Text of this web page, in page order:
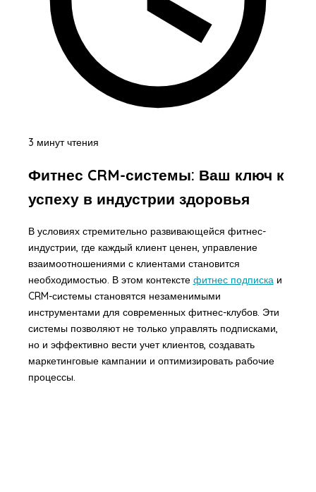
3 минут чтения
Фитнес CRM-системы: Ваш ключ к
успеху в индустрии здоровья
В условиях стремительно развивающейся фитнес-
индустрии, где каждый клиент ценен, управление
взаимоотношениями с клиентами становится
необходимостью. В этом контексте фитнес подписка и
CRM-системы становятся незаменимыми
инструментами для современных фитнес-клубов. Эти
системы позволяют не только управлять подписками,
но и эффективно вести учет клиентов, создавать
маркетинговые кампании и оптимизировать рабочие
процессы.